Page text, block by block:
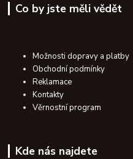
Co by jste měli vědět
Možnosti dopravy a platby
Obchodní podmínky
Reklamace
Kontakty
Věrnostní program
Kde nás najdete